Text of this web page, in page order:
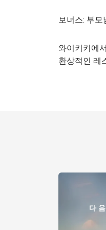
보너스: 부모
와이키키에
환상적인 레
다